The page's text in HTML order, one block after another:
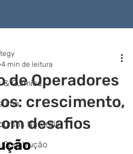
& Química
Naturais
Construção
de Operadores
crescimento,
desafios
4 min de leitura